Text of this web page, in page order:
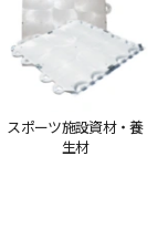
スポーツ施設資材・養
生材